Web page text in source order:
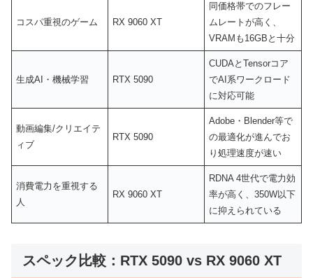
コスパ重視のゲーム RX 9060 XT
同価格帯でのフレー
ムレートが高く、
VRAMも16GBと十分
生成AI・機械学習 RTX 5090
CUDAとTensorコア
でAI系ワークロード
に対応可能
動画編集/クリエイテ
ィブ
RTX 5090
Adobe・Blender等で
の最適化が進んでお
り処理速度が速い
消費電力を重視する
人
RX 9060 XT
RDNA 4世代で電力効
率が高く、350W以下
に抑えられている
スペック比較：RTX 5090 vs RX 9060 XT